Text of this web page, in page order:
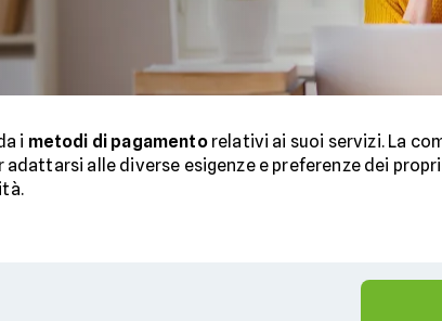
i metodi di pagamentorelativi ai suoi servizi. La
alle diverse esigenze e preferenze dei